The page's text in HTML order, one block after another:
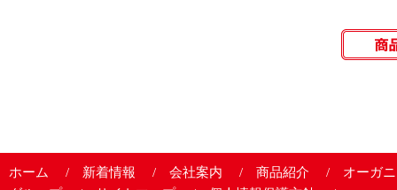
ホーム 新着情報 会社案内 商品紹介
オーガ